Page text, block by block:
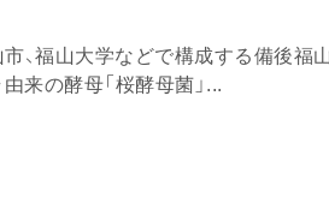
市、福山大学などで構成する備後
来の酵母「桜酵母菌」...